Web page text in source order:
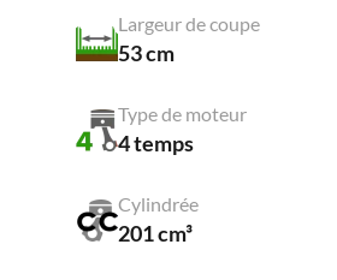
Largeur de coupe
53 cm
Type de moteur
4 temps
Cylindrée
201 cm³